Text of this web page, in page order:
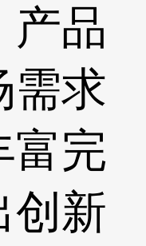
产品
需求
富完
创新